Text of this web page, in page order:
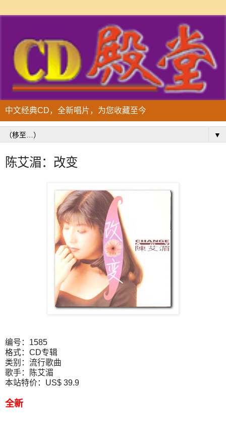
中文经典CD，全新唱片，为您收藏至今
▼
陈艾湄：改变
编号：1585
格式：CD专辑
类别：流行歌曲
歌手：陈艾湄
本站特价：US$ 39.9
全新